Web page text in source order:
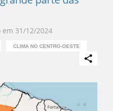
em 31/12/2024
CLIMA NO CENTRO-OESTE